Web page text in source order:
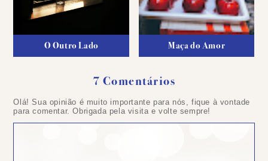
O Outro Lado Maça do Amor
7 Comentários
Olá! Sua opinião é muito importante para nós, fique à vontade
para comentar. Obrigada pela visita e volte sempre!